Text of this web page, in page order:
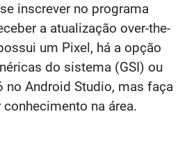
inscrever no programa
a atualização over-the-
um Pixel, há a opção
do sistema (GSI) ou
no Android Studio, mas faça
na área.